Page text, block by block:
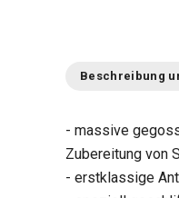
Beschreibung
- massive
Zubereitung von
- erstklassige